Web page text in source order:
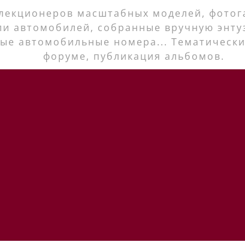
масштабных моделей,
автомобилей, собранные вручную
автомобильные номера...
форуме, публикация альбомов.